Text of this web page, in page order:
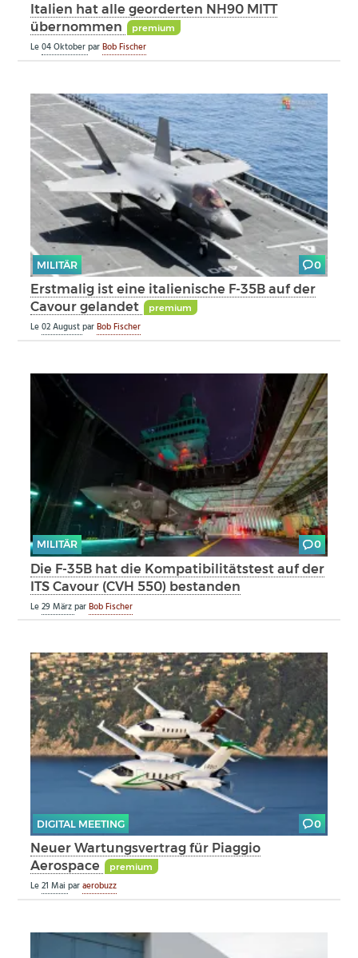
Italien hat alle georderten NH90 MITT
übernommen
premium
Le04 OktoberparBob Fischer
MILITÄR 0
Erstmalig ist eine italienische F-35B auf der
Cavour gelandet
premium
Le02 AugustparBob Fischer
MILITÄR 0
Die F-35B hat die Kompatibilitätstest auf der
ITS Cavour (CVH 550) bestanden
Le29 MärzparBob Fischer
DIGITAL MEETING 0
Neuer Wartungsvertrag für Piaggio
Aerospace
premium
Le21 Maiparaerobuzz